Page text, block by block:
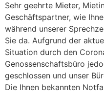
Sehr geehrte Mieter,
Geschäftspartner, wie
während unserer
Sie da. Aufgrund der
Situation durch den
Genossenschaftsbüro
geschlossen und unser
Die Ihnen bekannten